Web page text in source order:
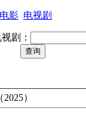
电影 电视剧
剧：
）